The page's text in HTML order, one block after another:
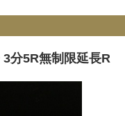
分5R無制限延長R